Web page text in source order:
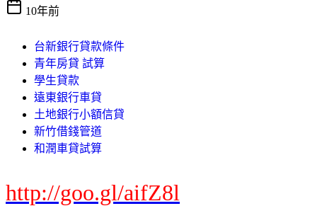
10年前
台新銀行貸款條件
青年房貸 試算
學生貸款
遠東銀行車貸
土地銀行小額信貸
新竹借錢管道
和潤車貸試算
http://goo.gl/aifZ8l